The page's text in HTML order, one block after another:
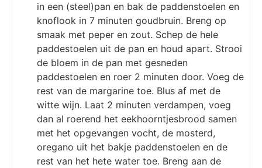
in een (steel)pan en bak de paddenstoelen en
knoflook in 7 minuten goudbruin. Breng op
smaak met peper en zout. Schep de hele
paddestoelen uit de pan en houd apart. Strooi
de bloem in de pan met gesneden
paddestoelen en roer 2 minuten door. Voeg de
rest van de margarine toe. Blus af met de
witte wijn. Laat 2 minuten verdampen, voeg
dan al roerend het eekhoorntjesbrood samen
met het opgevangen vocht, de mosterd,
oregano uit het bakje paddenstoelen en de
rest van het hete water toe. Breng aan de